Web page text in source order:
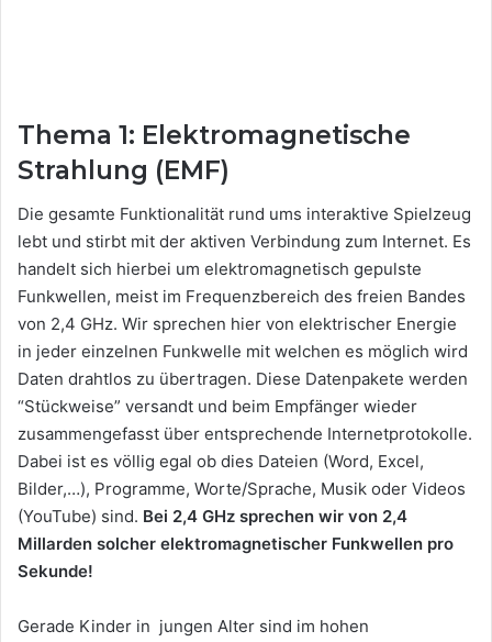
Thema 1: Elektromagnetische
Strahlung (EMF)
Die gesamte Funktionalität rund ums interaktive Spielzeug
lebt und stirbt mit der aktiven Verbindung zum Internet. Es
handelt sich hierbei um elektromagnetisch gepulste
Funkwellen, meist im Frequenzbereich des freien Bandes
von 2,4 GHz. Wir sprechen hier von elektrischer Energie
in jeder einzelnen Funkwelle mit welchen es möglich wird
Daten drahtlos zu übertragen. Diese Datenpakete werden
“Stückweise” versandt und beim Empfänger wieder
zusammengefasst über entsprechende Internetprotokolle.
Dabei ist es völlig egal ob dies Dateien (Word, Excel,
Bilder,…), Programme, Worte/Sprache, Musik oder Videos
(YouTube) sind. Bei 2,4 GHz sprechen wir von 2,4
Millarden solcher elektromagnetischer Funkwellen pro
Sekunde!
Gerade Kinder in jungen Alter sind im hohen